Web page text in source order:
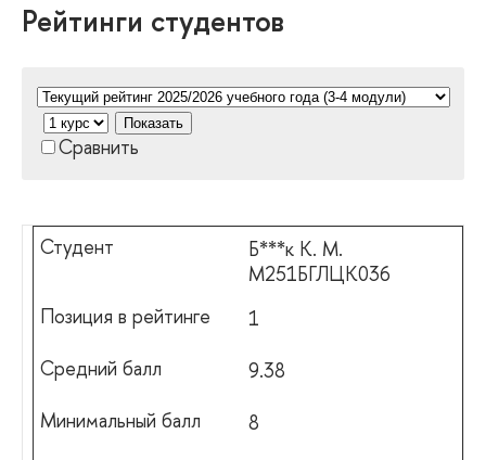
Рейтинги студентов
Показать
Сравнить
Б***к К. М.
М251БГЛЦК036
1
9.38
8